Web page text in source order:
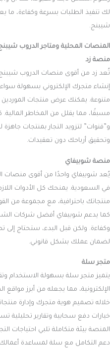
لك تنفيذ الطلبات بسرعة وكفاءة،
شيبنج.
المنصات المحلية ومتاجرالدروب
منصة زد
تُعد زد من أقوى منصات الدروب
إنشاء متجرك الإلكتروني بسهولة
متنوعة. يمكنك عرض منتجات الموردين
مسبقًا، مما يقلل من المخاطر
و”قنوات” لتزويد التجار بمنتجات
وتحقيق أرباحك دون تعقيدات.
منصة شوبيفاي
يُعد شوبيفاي واحدًا من أقوى منصات
في السعودية. يمنحك كل الأدوات
منتجاتك باحترافية، مع مجموعة من
كما يدعم شوبيفاي أفضل شركات
وكفاءة. ولكن قبل البدء، ستحتاج
لضمان عملك بشكل قانوني.
متجر سلة
يتميز متجر سلة بسهولة الاستخدام
الإلكترونية، مما يجعله من أبرز
خلاله تصميم هوية متجرك وإدارة
خيارات دفع سحابية وتقارير تحليلية
المنصة بيئة متكاملة تلبي احتياجات
دعم التكامل مع سلة لمساعدة أعمالك